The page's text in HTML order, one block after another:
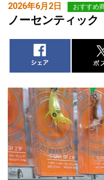
2026年6月2日 おすすめ
ノーセンティック